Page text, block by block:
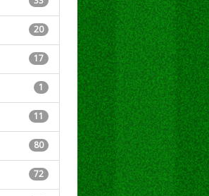
20
17
1
11
80
72